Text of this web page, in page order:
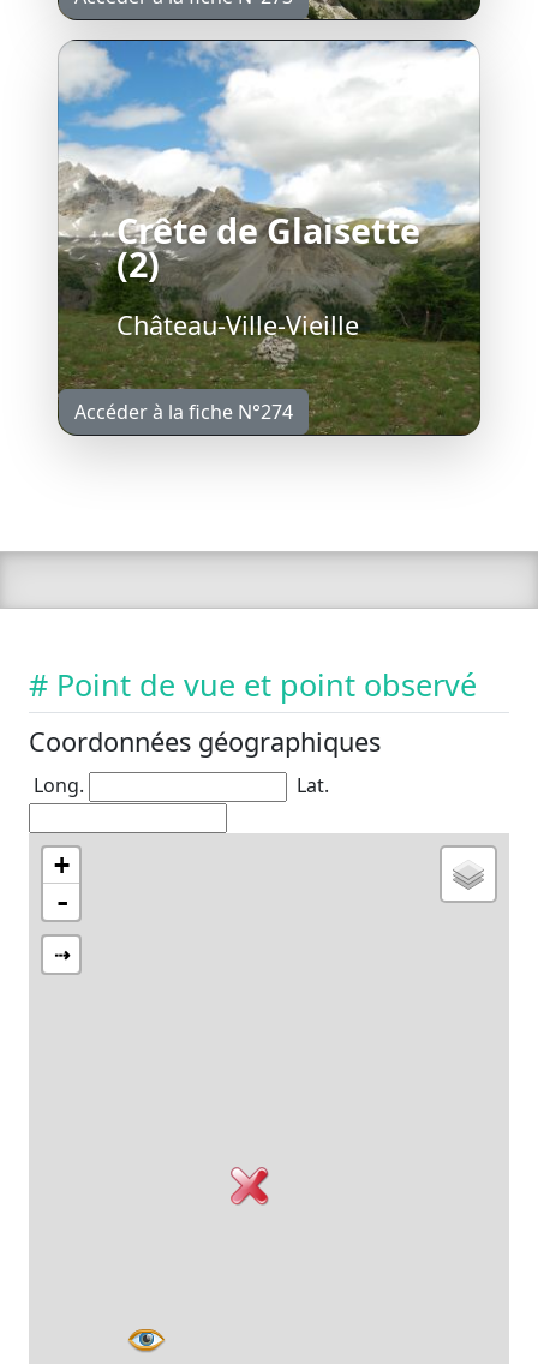
Crête de Glaisette
(2)
Château-Ville-Vieille
Accéder à la fiche N°274
# Point de vue et point observé
Coordonnées géographiques
Long. Lat.
+
-
⇢